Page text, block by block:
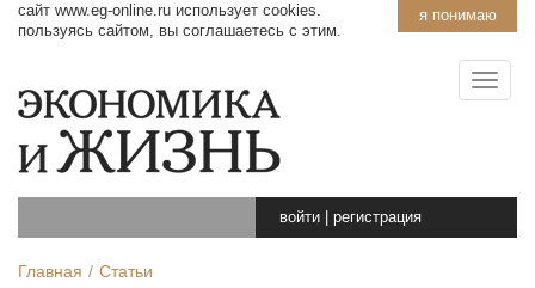
я понимаю
сайт www.eg-online.ru использует cookies.
пользуясь сайтом, вы соглашаетесь с этим.
войти регистрация
Главная Статьи